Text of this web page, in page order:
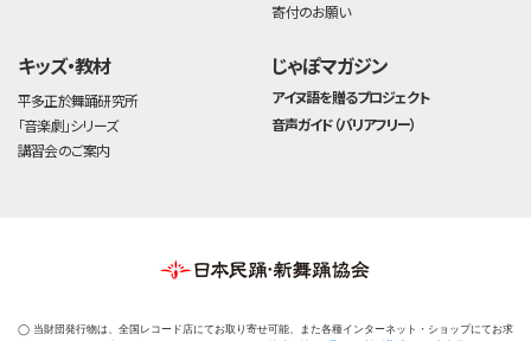
寄付のお願い
キッズ・教材
平多正於舞踊研究所
「音楽劇」シリーズ
講習会のご案内
じゃぽマガジン
アイヌ語を贈るプロジェクト
音声ガイド（バリアフリー）
◯ 当財団発行物は、全国レコード店にてお取り寄せ可能、また各種インターネット・ショップにてお求